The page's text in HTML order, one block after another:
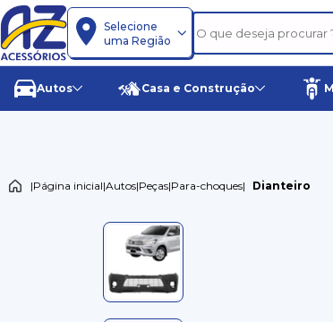
Selecione
uma Região
Autos Casa e Construção
|Página inicial|Autos|Peças|Para-choques| Dianteiro